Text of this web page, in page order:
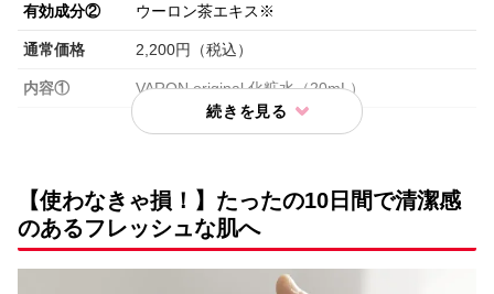
有効成分② ウーロン茶エキス※
通常価格 2,200円（税込）
内容① VARON original 化粧水（20mL）
【使わなきゃ損！】たったの10日間で清潔感
のあるフレッシュな肌へ